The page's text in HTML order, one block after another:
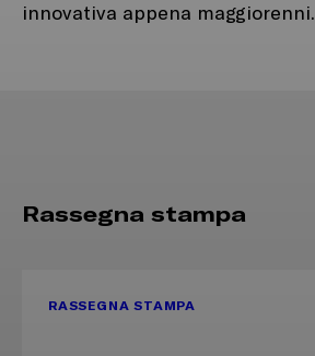
innovativa appena maggiorenni.
Rassegna stampa
RASSEGNA STAMPA